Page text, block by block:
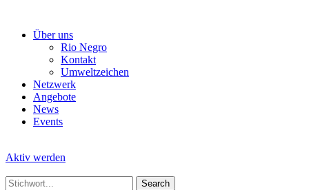
Über uns
Rio Negro
Kontakt
Umweltzeichen
Netzwerk
Angebote
News
Events
Aktiv werden